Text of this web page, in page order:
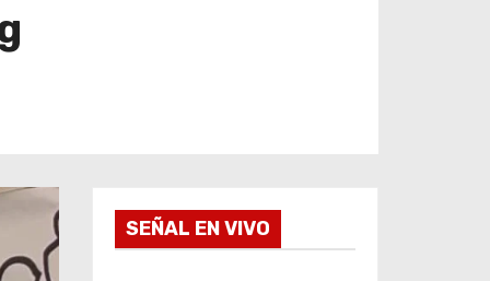
SEÑAL EN VIVO